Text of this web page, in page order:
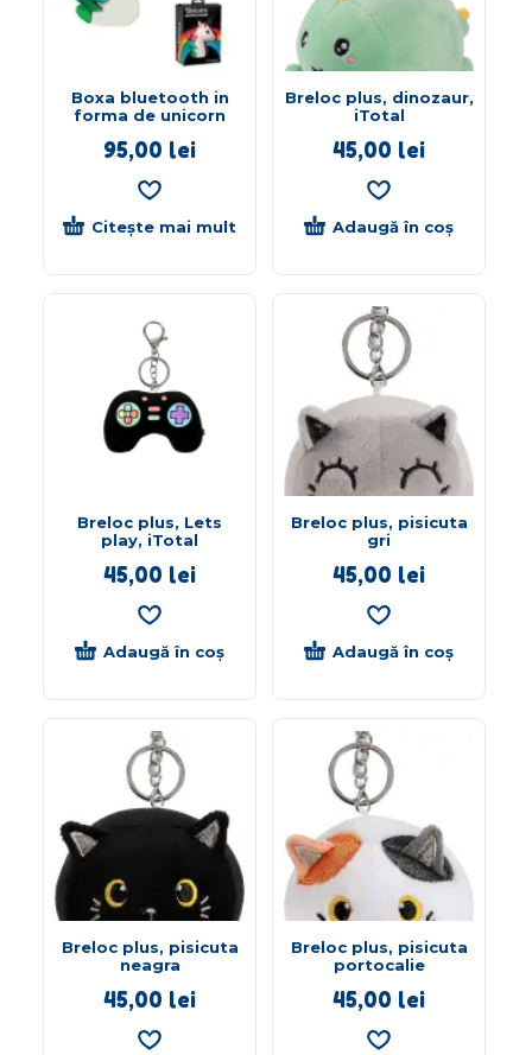
Boxa bluetooth in
forma de unicorn
95,00 lei
Citește mai mult
Breloc plus, dinozaur,
iTotal
45,00 lei
Adaugă în coș
Breloc plus, Lets
play, iTotal
45,00 lei
Adaugă în coș
Breloc plus, pisicuta
gri
45,00 lei
Adaugă în coș
Breloc plus, pisicuta
neagra
45,00 lei
Breloc plus, pisicuta
portocalie
45,00 lei